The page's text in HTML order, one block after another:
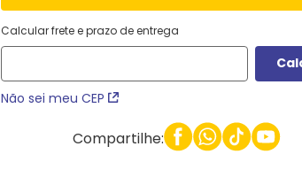
Calcular frete e prazo de entrega
Não sei meu CEP
Compartilhe: